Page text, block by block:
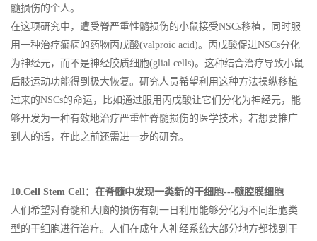
髓损伤的个人。
在这项研究中，遭受脊严重性髓损伤的小鼠接受NSCs移植，同时服
用一种治疗癫痫的药物丙戊酸(valproic acid)。丙戊酸促进NSCs分化
为神经元，而不是神经胶质细胞(glial cells)。这种结合治疗导致小鼠
后肢运动功能得到极大恢复。研究人员希望利用这种方法操纵移植
过来的NSCs的命运，比如通过服用丙戊酸让它们分化为神经元，能
够开发为一种有效地治疗严重性脊髓损伤的医学技术，若想要推广
到人的话，在此之前还需进一步的研究。
10.Cell Stem Cell：在脊髓中发现一类新的干细胞---髓腔膜细胞
人们希望对脊髓和大脑的损伤有朝一日利用能够分化为不同细胞类
型的干细胞进行治疗。人们在成年人神经系统大部分地方都找到干